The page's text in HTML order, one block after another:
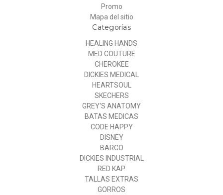
Promo
Mapa del sitio
Categorías
HEALING HANDS
MED COUTURE
CHEROKEE
DICKIES MEDICAL
HEARTSOUL
SKECHERS
GREY'S ANATOMY
BATAS MEDICAS
CODE HAPPY
DISNEY
BARCO
DICKIES INDUSTRIAL
RED KAP
TALLAS EXTRAS
GORROS